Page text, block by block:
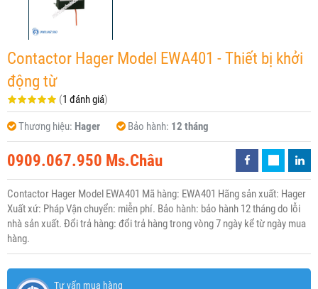
Contactor Hager Model EWA401 - Thiết bị khởi
động từ
(1 đánh giá)
Thương hiệu: Hager Bảo hành: 12 tháng
0909.067.950 Ms.Châu
Contactor Hager Model EWA401 Mã hàng: EWA401 Hãng sản xuất: Hager
Xuất xứ: Pháp Vận chuyển: miễn phí. Bảo hành: bảo hành 12 tháng do lỗi
nhà sản xuất. Đổi trả hàng: đổi trả hàng trong vòng 7 ngày kể từ ngày mua
hàng.
Tư vấn mua hàng